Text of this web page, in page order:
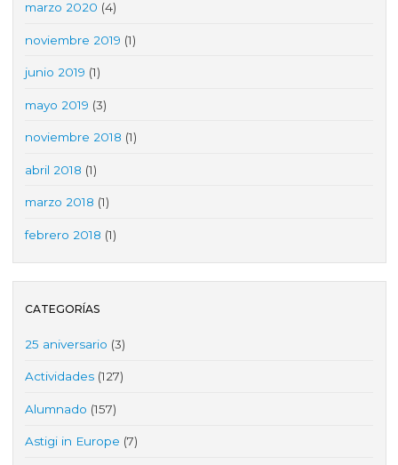
marzo 2020 (4)
noviembre 2019 (1)
junio 2019 (1)
mayo 2019 (3)
noviembre 2018 (1)
abril 2018 (1)
marzo 2018 (1)
febrero 2018 (1)
CATEGORÍAS
25 aniversario (3)
Actividades (127)
Alumnado (157)
Astigi in Europe (7)